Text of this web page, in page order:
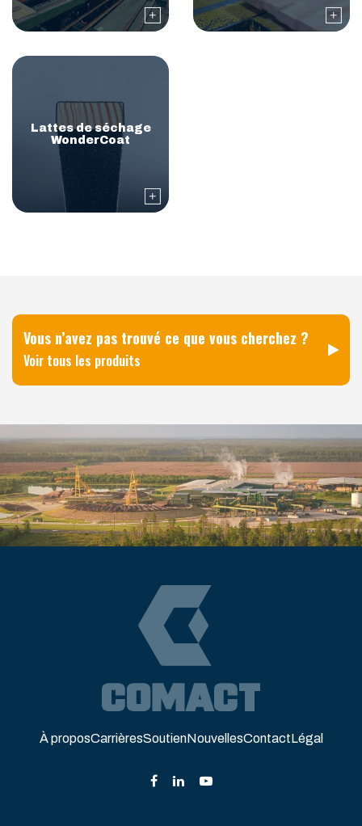
Lattes de séchage
WonderCoat
Vous n’avez pas trouvé ce que vous cherchez ?
Voir tous les produits
À proposCarrièresSoutienNouvellesContactLégal